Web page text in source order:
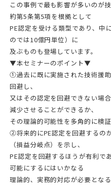
この事例で最も影響が多いのが
約第5条第5項を根拠として
PE認定を受ける類型であり、中
のでは10億円単位）に
及ぶものも登場しています。
▼本セミナーのポイント▼
①過去に既に実施された技術援
回避し、
又はその認定を回避できない場
減少させることができるか、
その理論的可能性を多角的に検証
②将来的にPE認定を回避するの
（損益分岐点）を示し、
PE認定を回避するほうが有利で
可能にするにはいかなる
理論的、実務的対応が必要となる